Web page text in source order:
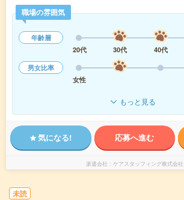
職場の雰囲気
年齢層
20代
30代 40代
男女比率
女性
もっと見る
気になる! 応募へ進む
派遣会社 ケアスタッフィング株式会社
未読